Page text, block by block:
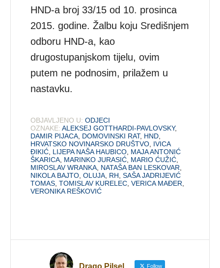
HND-a broj 33/15 od 10. prosinca
2015. godine. Žalbu koju Središnjem
odboru HND-a, kao
drugostupanjskom tijelu, ovim
putem ne podnosim, prilažem u
nastavku.
OBJAVLJENO U: ODJECI
OZNAKE: ALEKSEJ GOTTHARDI-PAVLOVSKY,
DAMIR PIJACA DOMOVINSKI RAT, HND
HRVATSKO NOVINARSKO DRUŠTVO IVICA
ĐIKIĆ LIJEPA NAŠA HAUBICO MAJA ANTONIĆ
ŠKARICA MARINKO JURASIĆ MARIO ĆUŽIĆ
MIROSLAV WRANKA NATAŠA BAN LESKOVAR
NIKOLA BAJTO ,OLUJA RH ,SAŠA JADRIJEVIĆ
TOMAS ,TOMISLAV KURELEC ,VERICA MAĐER
VERONIKA REŠKOVIĆ
Drago Pilsel Follow